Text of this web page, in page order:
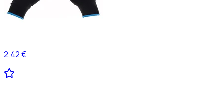
2,42 €